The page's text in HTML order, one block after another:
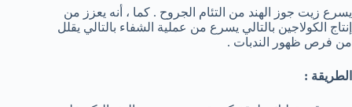
يسرع زيت جوز الهند من التئام الجروح . كما ، أنه يعزز من
إنتاج الكولاجين بالتالي يسرع من عملية الشفاء بالتالي يقلل
من فرص ظهور الندبات .
الطريقة :